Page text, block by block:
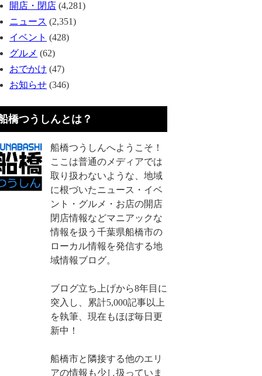
開店・閉店 (4,281)
ニュース (2,351)
イベント (428)
グルメ (62)
おでかけ (47)
お知らせ (346)
橋つうしんとは？
船橋つうしんへようこそ！
ここは普通のメディアでは
取り扱わないような、地域
に根づいたニュース・イベ
ント・グルメ・お店の開店
閉店情報などマニアックな
情報を扱う千葉県船橋市の
ローカル情報を発信する地
域情報ブログ。
ブログ立ち上げから8年目に
突入し、累計5,000記事以上
を執筆、現在もほぼ毎日更
新中！
船橋市と隣接する他のエリ
アの情報も少し扱っていま